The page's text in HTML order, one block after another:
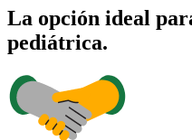
La opción ideal
pediátrica.